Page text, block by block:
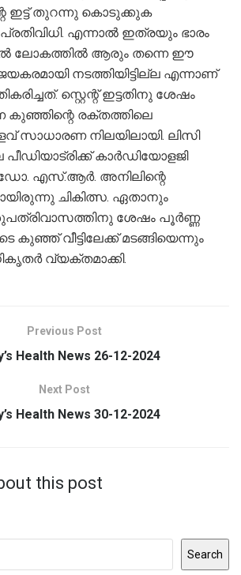
ഇട്ട് തുറന്നു കൊടുക്കുക
എന്നാല്‍ ഇത്രയും ഭാരം
ലോകത്തില്‍ ആരും തന്നെ ഈ
നടത്തിയിട്ടില്ല എന്നാണ്
സ്റ്റെന്റ് ഇട്ടതിനു ശേഷം
രക്തത്തിലെ
സാധാരണ നിലയിലായി. ലിസി
കാര്‍ഡിയോളജി
ഡോ. എസ്.ആര്‍. അനിലിന്റെ
ചികിത്സ. ഏതാനും
ശേഷം പൂര്‍ണ്ണ
വീട്ടിലേക്ക് മടങ്ങിയെന്നും
വ്യക്തമാക്കി.
Previous Post
Health News 26-12-2024
Next Post
Health News 30-12-2024
this post
Search